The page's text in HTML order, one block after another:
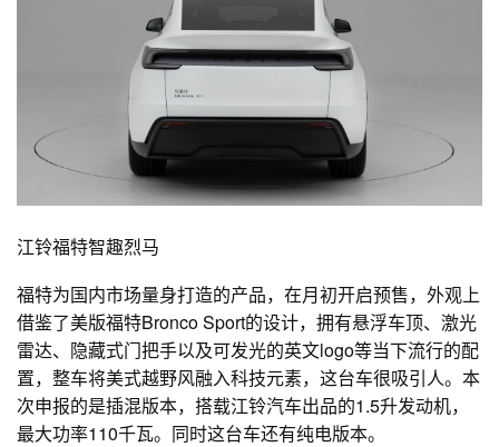
江铃福特智趣烈马
福特为国内市场量身打造的产品，在月初开启预售，外观上
借鉴了美版福特Bronco Sport的设计，拥有悬浮车顶、激光
雷达、隐藏式门把手以及可发光的英文logo等当下流行的配
置，整车将美式越野风融入科技元素，这台车很吸引人。本
次申报的是插混版本，搭载江铃汽车出品的1.5升发动机，
最大功率110千瓦。同时这台车还有纯电版本。